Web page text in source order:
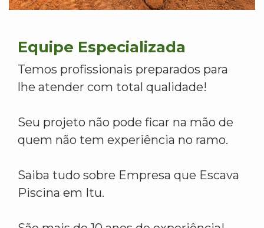
Equipe Especializada
Temos profissionais preparados para
lhe atender com total qualidade!
Seu projeto não pode ficar na mão de
quem não tem experiência no ramo.
Saiba tudo sobre Empresa que Escava
Piscina em Itu.